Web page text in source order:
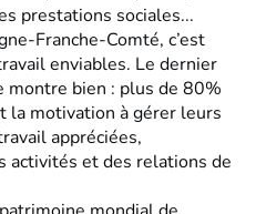
prestations sociales...
Franche-Comté, c’est
enviables. Le dernier
bien : plus de 80%
la motivation à gérer leurs
appréciées,
activités et des relations de